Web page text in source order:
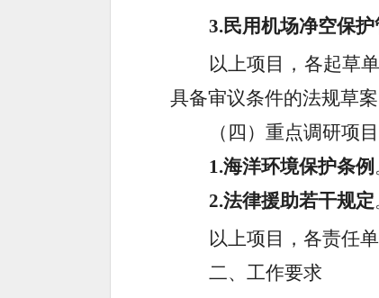
3.民用机场净空保
以上项目，各起草
具备审议条件的法规草
（四）重点调研项
1.海洋环境保护条例
2.法律援助若干规定
以上项目，各责任
二、 工作要求